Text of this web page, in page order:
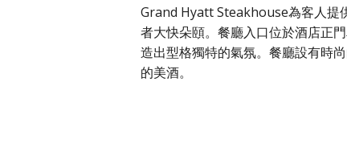
Grand Hyatt Steakhouse為客人提
者大快朵頤。餐廳入口位於酒店正
造出型格獨特的氣氛。餐廳設有時
的美酒。